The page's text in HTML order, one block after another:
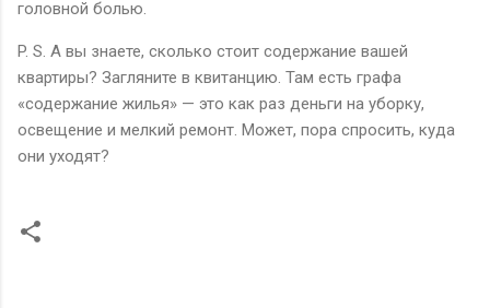
головной болью.
P. S. А вы знаете, сколько стоит содержание вашей
квартиры? Загляните в квитанцию. Там есть графа
«содержание жилья» — это как раз деньги на уборку,
освещение и мелкий ремонт. Может, пора спросить, куда
они уходят?